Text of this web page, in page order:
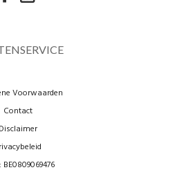
Voorwaarden
Contact
Disclaimer
BE0809069476